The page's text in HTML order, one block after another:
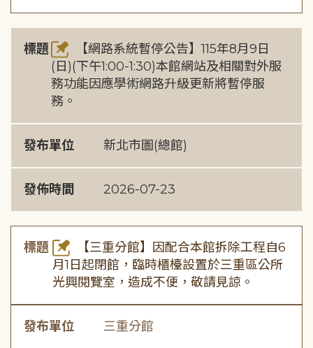
標題
【網路系統暫停公告】115年8月9日
(日)(下午1:00-1:30)本館網站及相關對外服
務功能因應學術網路升級更新將暫停服
務。
發布單位 新北市圖(總館)
發佈時間 2026-07-23
標題
【三重分館】因配合本館拆除工程自6
月1日起閉館，臨時櫃檯設置於三重區公所
光興閱覽室，造成不便，敬請見諒。
發布單位 三重分館